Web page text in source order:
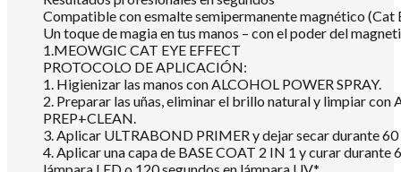
Compatible con esmalte semipermanente magnético (Cat
Un toque de magia en tus manos – con el poder del
1.MEOWGIC CAT EYE EFFECT
PROTOCOLO DE APLICACIÓN:
1. Higienizar las manos con ALCOHOL POWER SPRAY.
2. Preparar las uñas, eliminar el brillo natural y limpiar con
PREP+CLEAN.
3. Aplicar ULTRABOND PRIMER y dejar secar durante 60
4. Aplicar una capa de BASE COAT 2 IN 1 y curar durante